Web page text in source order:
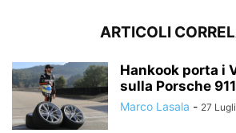
ARTICOLI
Hankook porta i
sulla Porsche
Marco Lasala - 27